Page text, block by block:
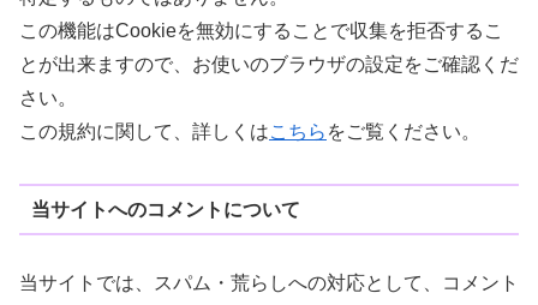
この機能はCookieを無効にすることで収集を拒否するこ
とが出来ますので、お使いのブラウザの設定をご確認くだ
さい。
この規約に関して、詳しくはこちら をご覧ください。
当サイトへのコメントについて
当サイトでは、スパム・荒らしへの対応として、コメント